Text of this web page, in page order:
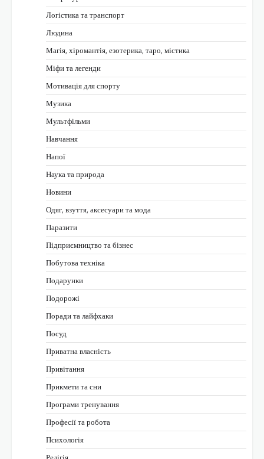
Логістика та транспорт
Людина
Магія, хіромантія, езотерика, таро, містика
Міфи та легенди
Мотивація для спорту
Музика
Мультфільми
Навчання
Напої
Наука та природа
Новини
Одяг, взуття, аксесуари та мода
Паразити
Підприємництво та бізнес
Побутова техніка
Подарунки
Подорожі
Поради та лайфхаки
Посуд
Приватна власність
Привітання
Прикмети та сни
Програми тренування
Професії та робота
Психологія